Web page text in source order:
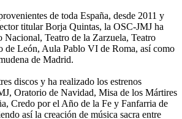
de toda España, desde 2011 y
titular Borja Quintas, la OSC-JMJ ha
Nacional, Teatro de la Zarzuela, Teatro
de León, Aula Pablo VI de Roma, así como
de Madrid.
discos y ha realizado los estrenos
Oratorio de Navidad, Misa de los Mártires
Credo por el Año de la Fe y Fanfarria de
así la creación de música sacra entre